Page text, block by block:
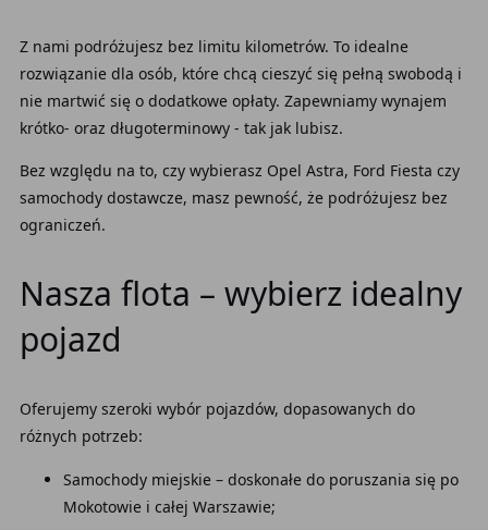
Z nami podróżujesz bez limitu kilometrów. To idealne
rozwiązanie dla osób, które chcą cieszyć się pełną swobodą i
nie martwić się o dodatkowe opłaty. Zapewniamy wynajem
krótko- oraz długoterminowy - tak jak lubisz.
Bez względu na to, czy wybierasz Opel Astra, Ford Fiesta czy
samochody dostawcze, masz pewność, że podróżujesz bez
ograniczeń.
Nasza flota – wybierz idealny
pojazd
Oferujemy szeroki wybór pojazdów, dopasowanych do
różnych potrzeb:
Samochody miejskie – doskonałe do poruszania się po
Mokotowie i całej Warszawie;